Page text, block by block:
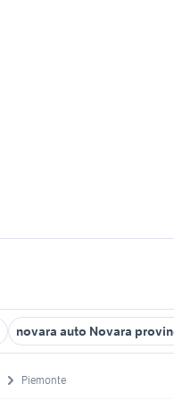
novara auto Novara
Piemonte